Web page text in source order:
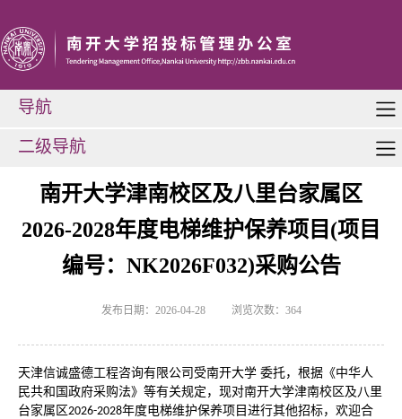
导航
二级导航
南开大学津南校区及八里台家属区
2026-2028年度电梯维护保养项目(项目
编号：NK2026F032)采购公告
发布日期：2026-04-28 浏览次数： 364
天津信诚盛德工程咨询有限公司受南开大学 委托，根据《中华人
民共和国政府采购法》等有关规定，现对南开大学津南校区及八里
台家属区2026-2028年度电梯维护保养项目进行其他招标，欢迎合